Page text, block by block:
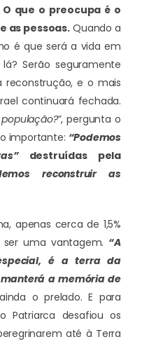
O que o preocupa é o
as pessoas.Quando a
é que será a vida em
Serão seguramente
reconstrução, e o mais
continuará fechada.
, pergunta o
importante: “Podemos
destruídas pela
reconstruir as
apenas cerca de 1,5%
uma vantagem. “A
é a terra da
a memória de
o prelado. E para
Patriarca desafiou os
até à Terra